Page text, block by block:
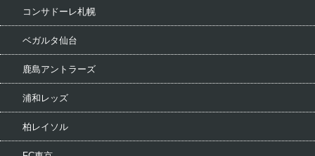
コンサドーレ札幌
ベガルタ仙台
鹿島アントラーズ
浦和レッズ
柏レイソル